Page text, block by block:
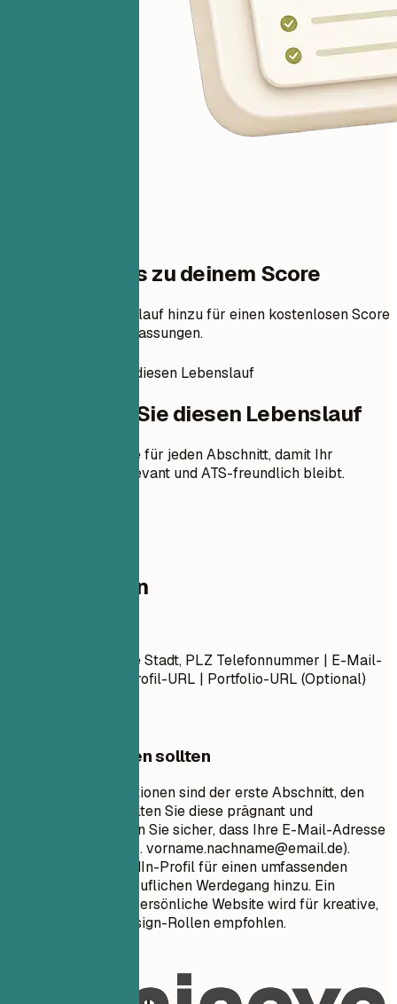
Ein Schritt bis zu deinem Score
Füge deinen Lebenslauf hinzu für einen kostenlosen Score
und priorisierte Anpassungen.
So erstellen Sie diesen Lebenslauf
So erstellen Sie diesen Lebenslauf
Praktische Hinweise für jeden Abschnitt, damit Ihr
Lebenslauf klar, relevant und ATS-freundlich bleibt.
Kontaktdaten
Vorname Nachname Stadt, PLZ Telefonnummer | E-Mail-
Adresse LinkedIn-Profil-URL | Portfolio-URL (Optional)
Worauf Sie achten sollten
Ihre Kontaktinformationen sind der erste Abschnitt, den
Recruiter sehen. Halten Sie diese prägnant und
professionell. Stellen Sie sicher, dass Ihre E-Mail-Adresse
angemessen ist (z. B.vorname.nachname@email.de).
Fügen Sie Ihr LinkedIn-Profil für einen umfassenden
Einblick in Ihren beruflichen Werdegang hinzu. Ein
Portfolio oder eine persönliche Website wird für kreative,
technische oder Design-Rollen empfohlen.